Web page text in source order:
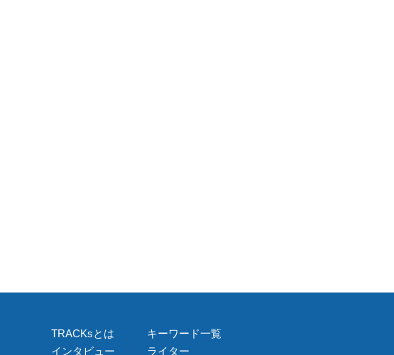
TRACKsとは
インタビュー
キーワード一覧
ライター